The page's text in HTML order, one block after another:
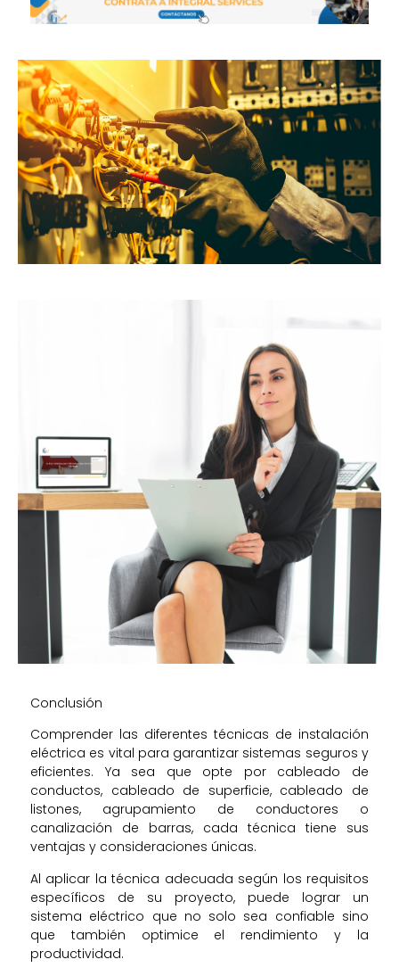
Conclusión
Comprender las diferentes técnicas de instalación
eléctrica es vital para garantizar sistemas seguros y
eficientes. Ya sea que opte por cableado de
conductos, cableado de superficie, cableado de
listones, agrupamiento de conductores o
canalización de barras, cada técnica tiene sus
ventajas y consideraciones únicas.
Al aplicar la técnica adecuada según los requisitos
específicos de su proyecto, puede lograr un
sistema eléctrico que no solo sea confiable sino
que también optimice el rendimiento y la
productividad.